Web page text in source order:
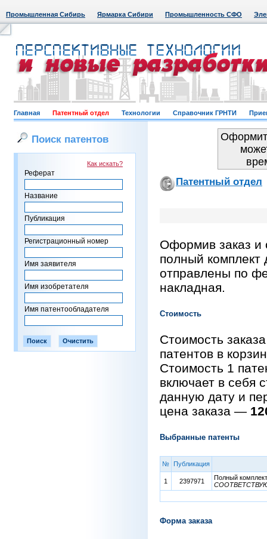
Промышленная Сибирь Ярмарка Сибири Промышленность СФО
Главная Патентный отдел Технологии Справочник ГРНТИ
Поиск патентов
Как искать?
Реферат
Название
Публикация
Регистрационный номер
Имя заявителя
Имя изобретателя
Имя патентообладателя
Патентный отдел
Оформив заказ и
полный комплект
отправлены по
накладная.
Стоимость
Стоимость
патентов в
Стоимость 1
включает в себя
данную дату и
цена заказа —
Выбранные патенты
№ Публикация
1 2397971
Полный
Форма заказа